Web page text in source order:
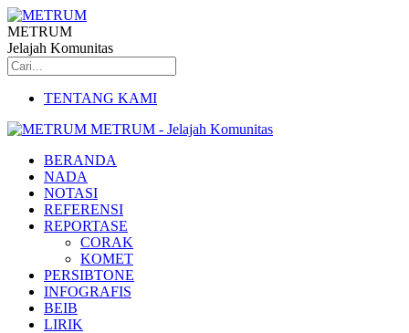
METRUM
Jelajah Komunitas
TENTANG KAMI
METRUM - Jelajah Komunitas
BERANDA
NADA
NOTASI
REFERENSI
REPORTASE
CORAK
KOMET
PERSIBTONE
INFOGRAFIS
BEIB
LIRIK